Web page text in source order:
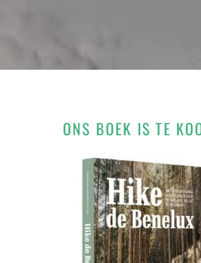
ONS BOEK IS TE